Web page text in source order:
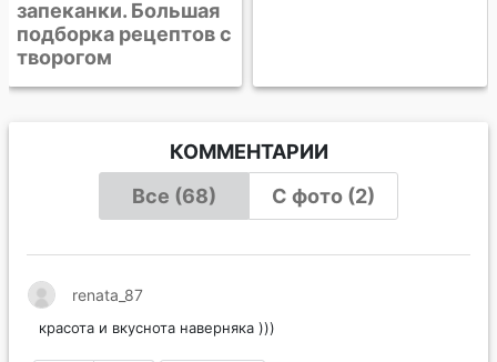
КОММЕНТАРИИ
Все (68)
С фото (2)
renata_87
красота и вкуснота наверняка )))